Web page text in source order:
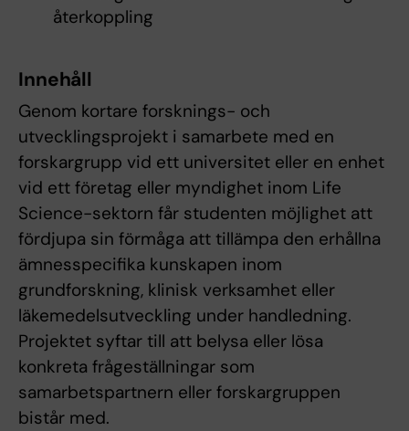
återkoppling
Innehåll
Genom kortare forsknings- och
utvecklingsprojekt i samarbete med en
forskargrupp vid ett universitet eller en enhet
vid ett företag eller myndighet inom Life
Science-sektorn får studenten möjlighet att
fördjupa sin förmåga att tillämpa den erhållna
ämnesspecifika kunskapen inom
grundforskning, klinisk verksamhet eller
läkemedelsutveckling under handledning.
Projektet syftar till att belysa eller lösa
konkreta frågeställningar som
samarbetspartnern eller forskargruppen
bistår med.